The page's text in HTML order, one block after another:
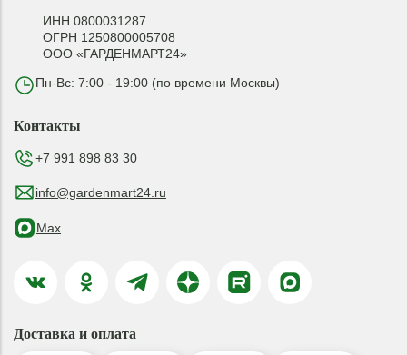
ИНН 0800031287
ОГРН 1250800005708
ООО «ГАРДЕНМАРТ24»
Пн-Вс: 7:00 - 19:00 (по времени Москвы)
Контакты
+7 991 898 83 30
info@gardenmart24.ru
Max
Доставка и оплата